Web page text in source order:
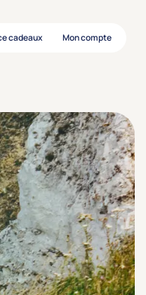
cadeaux Mon compte